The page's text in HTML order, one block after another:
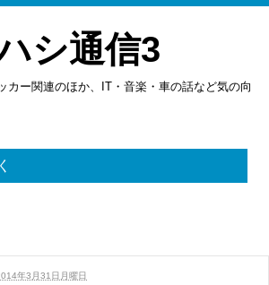
シ通信3
カー関連のほか、IT・音楽・車の話など気の向
年3月31日月曜日